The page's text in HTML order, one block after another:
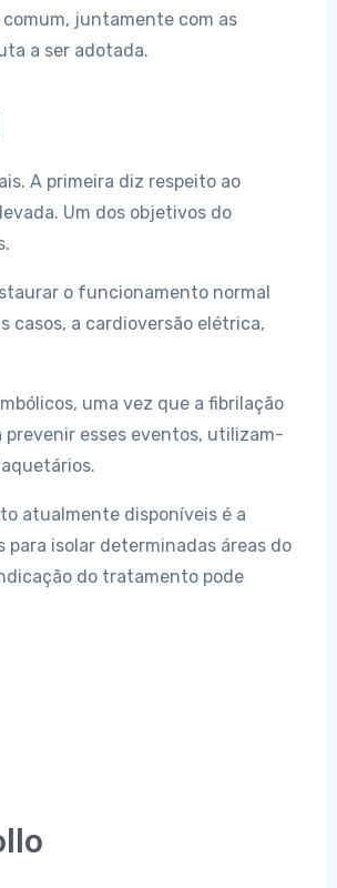
juntamente com as
a ser adotada.
A primeira diz respeito ao
Um dos objetivos do
o funcionamento normal
casos, a cardioversão elétrica,
uma vez que a fibrilação
prevenir esses eventos, utilizam-
atualmente disponíveis é a
isolar determinadas áreas do
do tratamento pode